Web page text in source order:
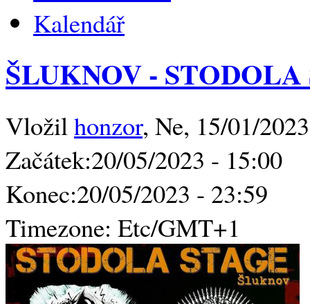
Kalendář
ŠLUKNOV - STODOLA
Vložilhonzor, Ne, 15/01/
Začátek:20/05/2023 - 15:00
Konec:20/05/2023 - 23:59
Timezone: Etc/GMT+1